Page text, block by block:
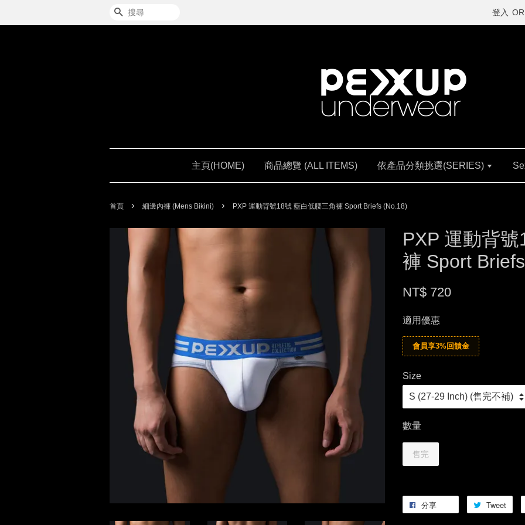
搜尋 登入 OR
主頁(HOME) 商品總覽 (ALL ITEMS) 依產品分類挑選(SERIES)
首頁 › 細邊內褲 (Mens Bikini) › PXP 運動背號18號 藍白低腰三角褲 Sport Briefs (No.18)
PXP 運動背
褲 Sport
NT$ 720
適用優惠
會員享3%回饋金
Size
數量
售完
分享 Tweet